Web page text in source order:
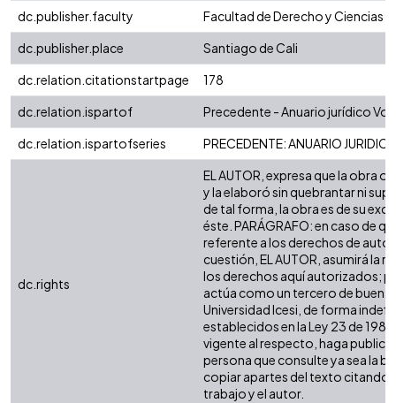
dc.publisher.faculty
Facultad de Derecho y Ciencias
dc.publisher.place
Santiago de Cali
dc.relation.citationstartpage
178
dc.relation.ispartof
Precedente - Anuario jurídico Vol.
dc.relation.ispartofseries
PRECEDENTE: ANUARIO
dc.rights
EL AUTOR, expresa que la obra
y la elaboró sin quebrantar ni
de tal forma, la obra es de su
éste. PARÁGRAFO: en caso de
referente a los derechos de
cuestión, EL AUTOR, asumirá la
los derechos aquí autorizados;
actúa como un tercero de
Universidad Icesi, de forma
establecidos en la Ley 23 de
vigente al respecto, haga
persona que consulte ya sea la
copiar apartes del texto citando
trabajo y el autor.